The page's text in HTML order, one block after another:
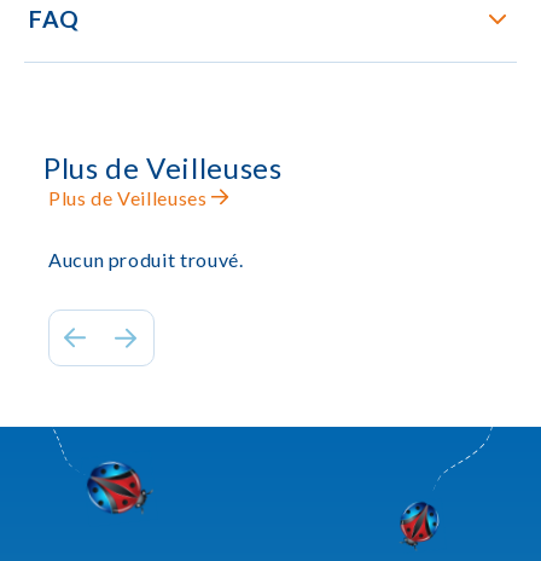
FAQ
Plus de Veilleuses
Plus de Veilleuses
Aucun produit trouvé.